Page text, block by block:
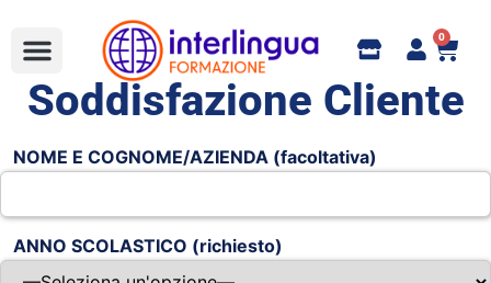
0
Soddisfazione Cliente
NOME E COGNOME/AZIENDA (facoltativa)
ANNO SCOLASTICO (richiesto)